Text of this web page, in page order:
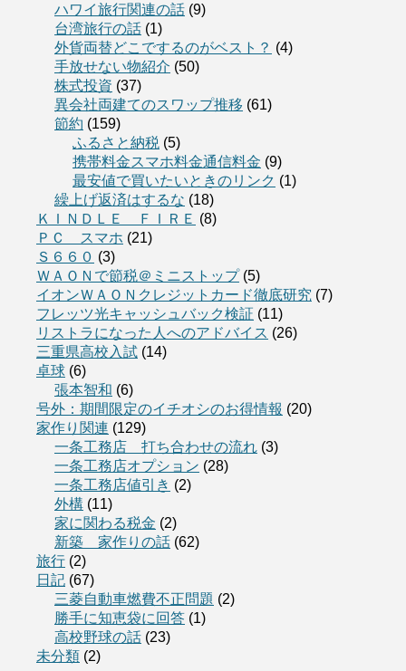
ハワイ旅行関連の話 (9)
台湾旅行の話 (1)
外貨両替どこでするのがベスト？ (4)
手放せない物紹介 (50)
株式投資 (37)
異会社両建てのスワップ推移 (61)
節約 (159)
ふるさと納税 (5)
携帯料金スマホ料金通信料金 (9)
最安値で買いたいときのリンク (1)
繰上げ返済はするな (18)
ＫＩＮＤＬＥ ＦＩＲＥ (8)
ＰＣ スマホ (21)
Ｓ６６０ (3)
ＷＡＯＮで節税＠ミニストップ(5)
イオンＷＡＯＮクレジットカード徹底研究 (7)
フレッツ光キャッシュバック検証 (11)
リストラになった人へのアドバイス (26)
三重県高校入試 (14)
卓球 (6)
張本智和 (6)
号外：期間限定のイチオシのお得情報 (20)
家作り関連 (129)
一条工務店 打ち合わせの流れ (3)
一条工務店オプション (28)
一条工務店値引き (2)
外構 (11)
家に関わる税金 (2)
新築 家作りの話 (62)
旅行 (2)
日記 (67)
三菱自動車燃費不正問題 (2)
勝手に知恵袋に回答 (1)
高校野球の話 (23)
未分類 (2)